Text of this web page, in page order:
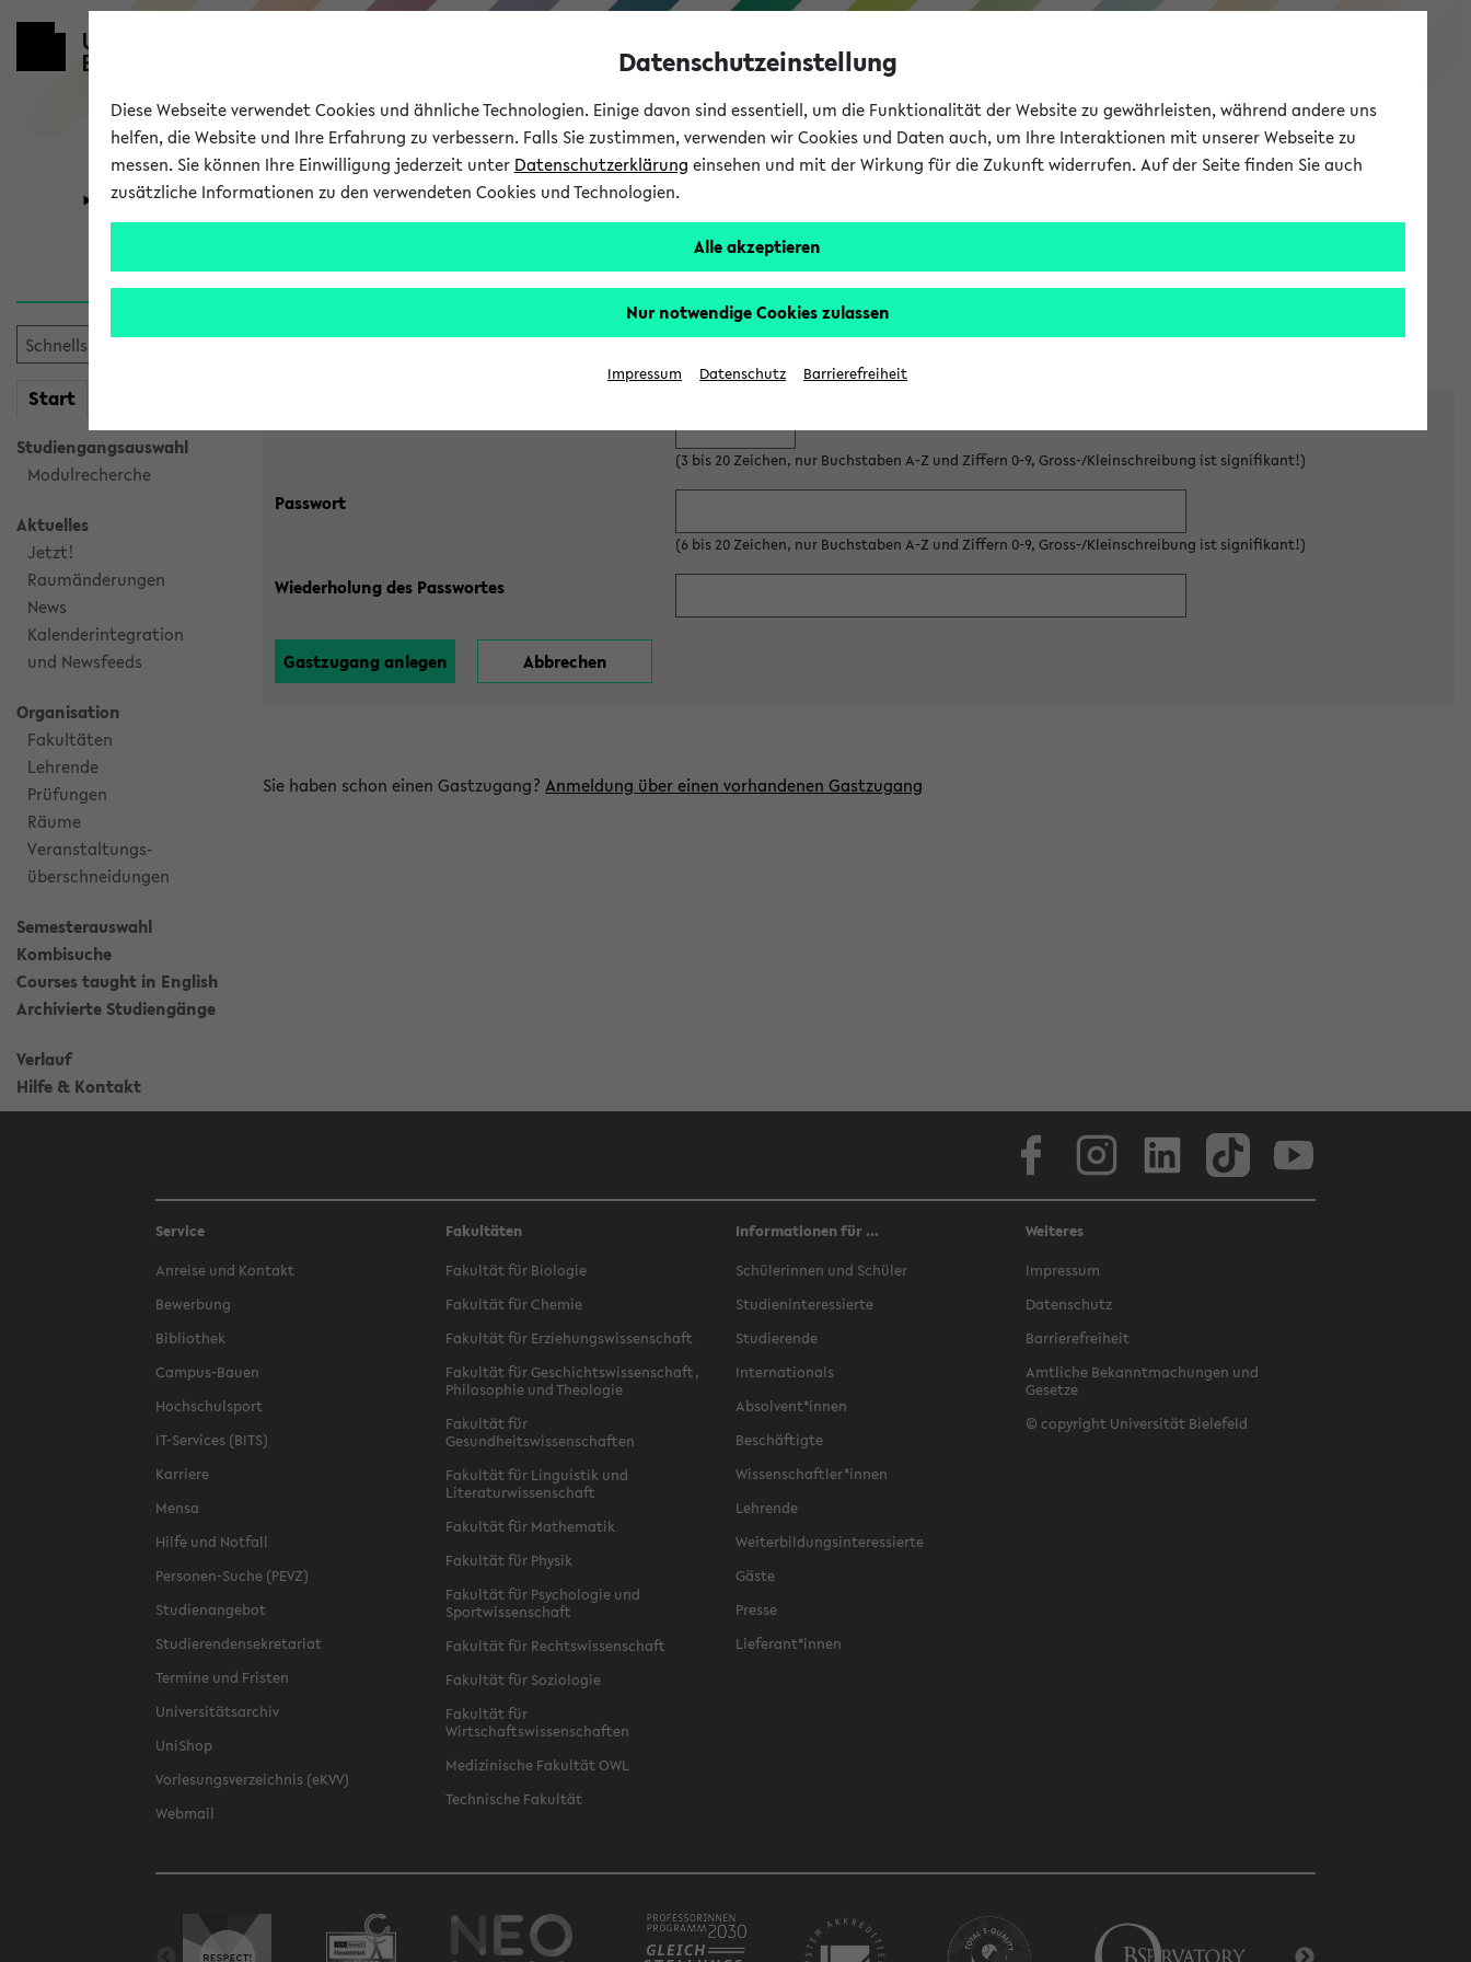
eKVV
Universität Forschung Studium
Start
Studiengangsauswahl
Modulrecherche
Aktuelles
Jetzt!
Raumänderungen
News
Kalenderintegration
und Newsfeeds
Organisation
Fakultäten
Lehrende
Prüfungen
Räume
Veranstaltungs-
überschneidungen
Semesterauswahl
Kombisuche
Courses taught in English
Archivierte Studiengänge
Verlauf
Hilfe & Kontakt
Anlegen eines neuen Gastzugangs
Hier können Sie einen neuen Gastzugang anlegen.Bitte beachten Sie die Einschränkungen, denen Gastzugänge unterworfen sind.Tragen Sie den
(3 bis 20 Zeichen, nur Buchstaben A-Z und Ziffern 0-9, Gross-/Kleinschreibung ist signifikant!)
Passwort
(6 bis 20 Zeichen, nur Buchstaben A-Z und Ziffern 0-9, Gross-/Kleinschreibung ist signifikant!)
Wiederholung des Passwortes
Sie haben schon einen Gastzugang? Anmeldung über einen vorhandenen Gastzugang
Service
Anreise und Kontakt
Bewerbung
Bibliothek
Campus-Bauen
Hochschulsport
IT-Services (BITS)
Karriere
Mensa
Hilfe und Notfall
Personen-Suche (PEVZ)
Studienangebot
Studierendensekretariat
Termine und Fristen
Universitätsarchiv
UniShop
Vorlesungsverzeichnis (eKVV)
Webmail
Fakultäten
Fakultät für Biologie
Fakultät für Chemie
Fakultät für Erziehungswissenschaft
Fakultät für Geschichtswissenschaft,
Philosophie und Theologie
Fakultät für
Gesundheitswissenschaften
Fakultät für Linguistik und
Literaturwissenschaft
Fakultät für Mathematik
Fakultät für Physik
Fakultät für Psychologie und
Sportwissenschaft
Fakultät für Rechtswissenschaft
Fakultät für Soziologie
Fakultät für
Wirtschaftswissenschaften
Medizinische Fakultät OWL
Technische Fakultät
Informationen für ...
Schülerinnen und Schüler
Studieninteressierte
Studierende
Internationals
Absolvent*innen
Beschäftigte
Wissenschaftler*innen
Lehrende
Weiterbildungsinteressierte
Gäste
Presse
Lieferant*innen
Weiteres
Impressum
Datenschutz
Barrierefreiheit
Amtliche Bekanntmachungen und
Gesetze
© copyright Universität Bielefeld
Datenschutzeinstellung
Diese Webseite verwendet Cookies und ähnliche Technologien. Einige davon sind essentiell, um die Funktionalität der Website zu gewährleisten, während andere uns
helfen, die Website und Ihre Erfahrung zu verbessern. Falls Sie zustimmen, verwenden wir Cookies und Daten auch, um Ihre Interaktionen mit unserer Webseite zu
messen. Sie können Ihre Einwilligung jederzeit unter Datenschutzerklärung einsehen und mit der Wirkung für die Zukunft widerrufen. Auf der Seite finden Sie auch
zusätzliche Informationen zu den verwendeten Cookies und Technologien.
Alle akzeptieren
Nur notwendige Cookies zulassen
Impressum Datenschutz Barrierefreiheit